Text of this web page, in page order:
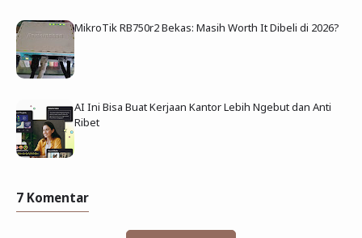
MikroTik RB750r2 Bekas: Masih Worth It Dibeli di 2026?
AI Ini Bisa Buat Kerjaan Kantor Lebih Ngebut dan Anti
Ribet
7 Komentar